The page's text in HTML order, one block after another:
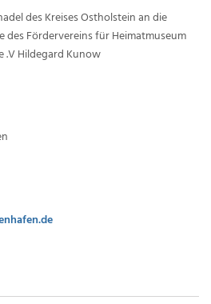
des Kreises Ostholstein an die
des Fördervereins für Heimatmuseum
.V Hildegard Kunow